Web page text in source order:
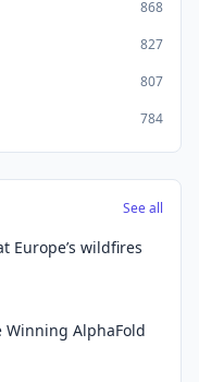
868
827
807
784
See all
Europe’s wildfires
Winning AlphaFold